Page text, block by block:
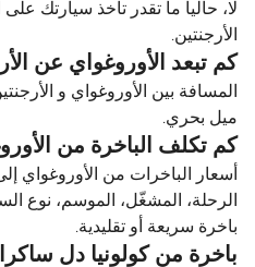
لا، حالياً ما تقدر تاخذ سيارتك على
الأرجنتين.
كم تبعد الأوروغواي عن
ميل بحري.
كم تكلف الباخرة من
أسعار الباخرات من الأوروغواي
الرحلة، المشغّل، الموسم، نوع
باخرة سريعة أو تقليدية.